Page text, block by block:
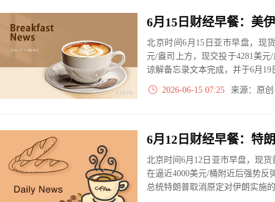
北京时间6月15日亚市早盘，现
元/盎司上方，现交投于4281美
谅解备忘录文本完成，并于6月19
2026-06-15 07:25 来源：原
北京时间6月12日亚市早盘，现
在逼近4000美元/桶附近后强势反
总统特朗普取消原定对伊朗实施